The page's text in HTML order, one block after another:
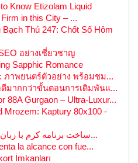
Know Etizolam Liquid
in this City – ...
Bạch Thủ 247: Chốt Số Hôm
อย่างเชี่ยวชาญ
Sapphic Romance
ภาพยนตร์ตัวอย่าง พร้อมชม...
ดีมากกว่าขั้นตอนการเดิมพันแ...
88A Gurgaon – Ultra-Luxur...
Mrozem: Kaptury 80x100 -
ساخت برنامه کرم با زبان پایتون و ترتل: کتابچه ر...
la alcance con fue...
İmkanları